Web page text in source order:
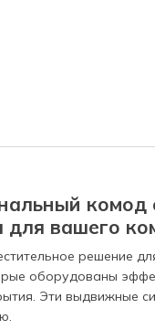
комод
для вашего
решение
оборудованы
Эти выдвижные